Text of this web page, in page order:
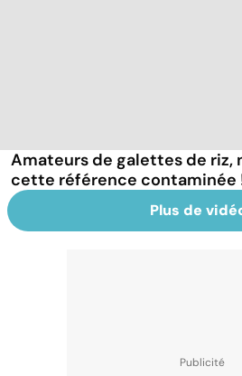
Amateurs de galettes de riz,
cette référence contaminée
Plus de